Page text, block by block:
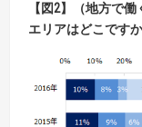
【図2】（地方で
エリアはどこです